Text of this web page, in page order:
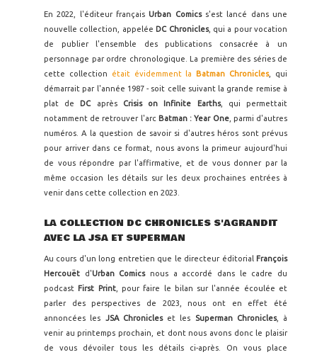
En 2022, l'éditeur françaisUrban Comics s'est lancé dans une
nouvelle collection, appelée DC Chronicles, qui a pour vocation
de publier l'ensemble des publications consacrée à un
personnage par ordre chronologique. La première des séries de
cette collection
était évidemment laBatman Chronicles, qui
démarrait par l'année 1987 - soit celle suivant la grande remise à
plat de DC après Crisis on Infinite Earths, qui permettait
notamment de retrouver l'arc Batman : Year One, parmi d'autres
numéros. A la question de savoir si d'autres héros sont prévus
pour arriver dans ce format, nous avons la primeur aujourd'hui
de vous répondre par l'affirmative, et de vous donner par la
même occasion les détails sur les deux prochaines entrées à
venir dans cette collection en 2023.
LA COLLECTION DC CHRONICLES S'AGRANDIT
AVEC LA JSA ET SUPERMAN
Au cours d'un long entretien que le directeur éditorial
François
Hercouët
d'Urban Comicsnous a accordé dans le cadre du
podcast First Print, pour faire le bilan sur l'année écoulée et
parler des perspectives de 2023, nous ont en effet été
annoncées les JSA Chronicles et les Superman Chronicles, à
venir au printemps prochain, et dont nous avons donc le plaisir
de vous dévoiler tous les détails ci-après. On vous place